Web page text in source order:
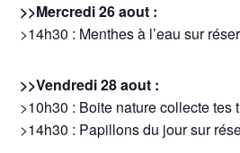
>>Mercredi 26 aout :
>14h30 : Menthes à l’eau sur
>>Vendredi 28 aout :
>10h30 : Boite nature collecte tes
>14h30 : Papillons du jour sur